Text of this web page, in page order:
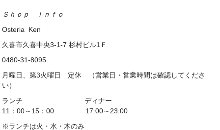
Ｓｈｏｐ Ｉｎｆｏ
Osteria Ken
久喜市久喜中央3-1-7 杉村ビル1Ｆ
0480-31-8095
月曜日、第3火曜日 定休 （営業日・営業時間は確認してくださ
い）
ランチ ディナー
11：00～15：00 17:00～23:00
※ランチは火・水・木のみ